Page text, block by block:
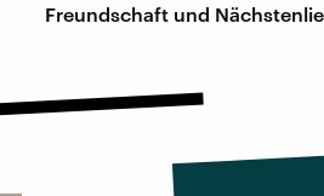
Freundschaft und